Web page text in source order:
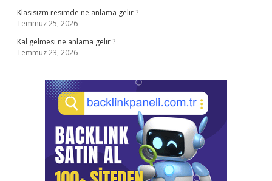
Klasisizm resimde ne anlama gelir ?
Temmuz 25, 2026
Kal gelmesi ne anlama gelir ?
Temmuz 23, 2026